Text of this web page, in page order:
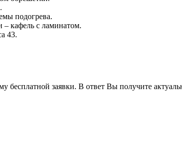
подогрева.
– кафель с ламинатом.
43.
бесплатной заявки. В ответ Вы получите